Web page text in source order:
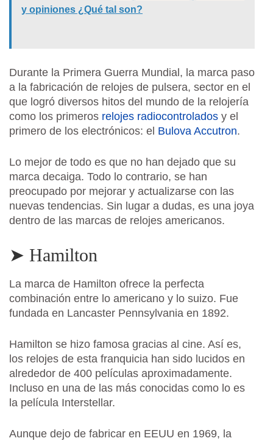
y opiniones ¿Qué tal son?
Durante la Primera Guerra Mundial, la marca paso
a la fabricación de relojes de pulsera, sector en el
que logró diversos hitos del mundo de la relojería
como los primeros relojes radiocontrolados y el
primero de los electrónicos: el Bulova Accutron.
Lo mejor de todo es que no han dejado que su
marca decaiga. Todo lo contrario, se han
preocupado por mejorar y actualizarse con las
nuevas tendencias. Sin lugar a dudas, es una joya
dentro de las marcas de relojes americanos.
➤ Hamilton
La marca de Hamilton ofrece la perfecta
combinación entre lo americano y lo suizo. Fue
fundada en Lancaster Pennsylvania en 1892.
Hamilton se hizo famosa gracias al cine. Así es,
los relojes de esta franquicia han sido lucidos en
alrededor de 400 películas aproximadamente.
Incluso en una de las más conocidas como lo es
la película Interstellar.
Aunque dejo de fabricar en EEUU en 1969, la